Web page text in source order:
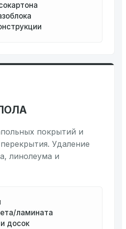
покрытий и
Удаление
линолеума и
ламината
досок